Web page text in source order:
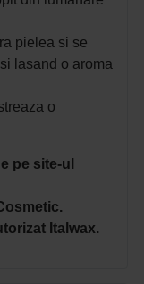
pielea si se
lasand o aroma
o
pe site-ul
Italwax.